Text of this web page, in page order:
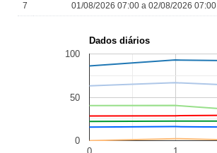
7 01/08/2026 07:00 a 02/08/2026 07:00
Dados diários
0
50
100